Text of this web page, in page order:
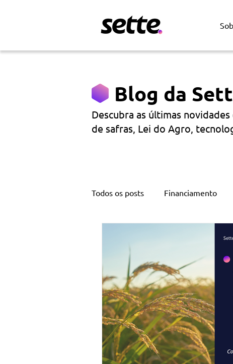
Blog da
Descubra as últimas
de safras, Lei do Agro,
Todos os posts Financiamento